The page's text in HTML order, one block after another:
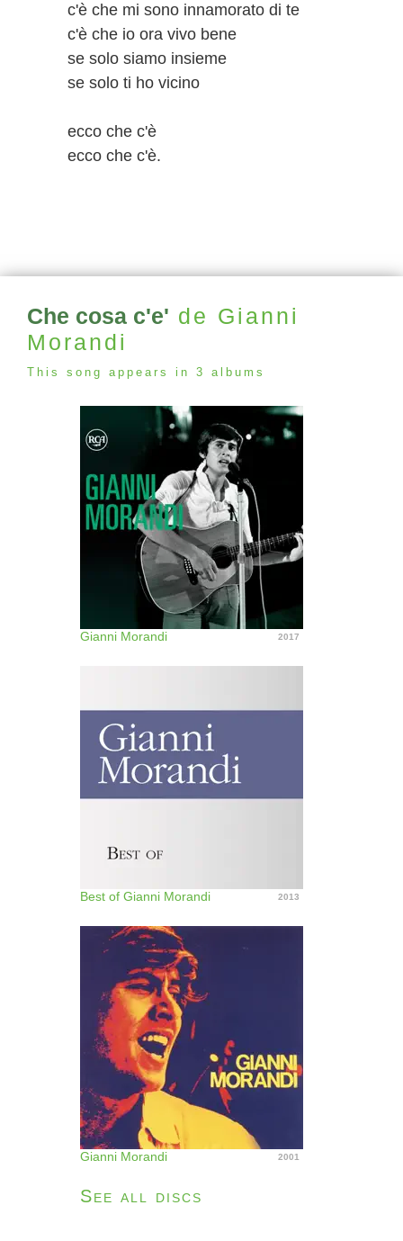
c'è che mi sono innamorato di te
c'è che io ora vivo bene
se solo siamo insieme
se solo ti ho vicino
ecco che c'è
ecco che c'è.
Che cosa c'e' de Gianni
Morandi
This song appears in 3 albums
Gianni Morandi 2017
Best of Gianni Morandi 2013
Gianni Morandi 2001
See all discs